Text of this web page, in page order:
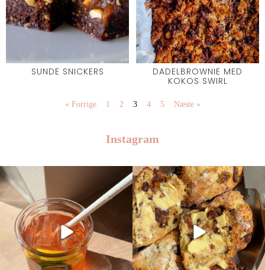
SUNDE SNICKERS
DADELBROWNIE MED
KOKOS SWIRL
« Forrige 1 2 3 4 5 Næste »
Instagram